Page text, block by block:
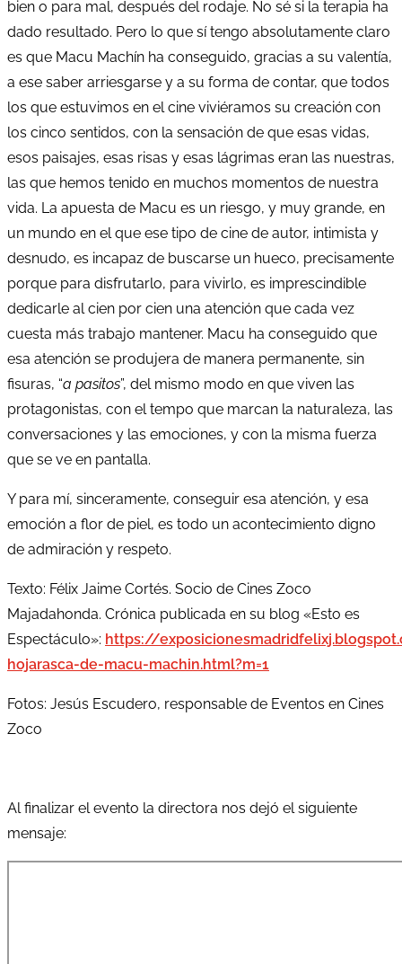
bien o para mal, después del rodaje. No sé si la terapia ha
dado resultado. Pero lo que sí tengo absolutamente claro
es que Macu Machín ha conseguido, gracias a su valentía,
a ese saber arriesgarse y a su forma de contar, que todos
los que estuvimos en el cine viviéramos su creación con
los cinco sentidos, con la sensación de que esas vidas,
esos paisajes, esas risas y esas lágrimas eran las nuestras,
las que hemos tenido en muchos momentos de nuestra
vida. La apuesta de Macu es un riesgo, y muy grande, en
un mundo en el que ese tipo de cine de autor, intimista y
desnudo, es incapaz de buscarse un hueco, precisamente
porque para disfrutarlo, para vivirlo, es imprescindible
dedicarle al cien por cien una atención que cada vez
cuesta más trabajo mantener. Macu ha conseguido que
esa atención se produjera de manera permanente, sin
fisuras, “a pasitos”, del mismo modo en que viven las
protagonistas, con el tempo que marcan la naturaleza, las
conversaciones y las emociones, y con la misma fuerza
que se ve en pantalla.
Y para mí, sinceramente, conseguir esa atención, y esa
emoción a flor de piel, es todo un acontecimiento digno
de admiración y respeto.
Texto: Félix Jaime Cortés. Socio de Cines Zoco
Majadahonda. Crónica publicada en su blog «Esto es
Espectáculo»: https://
hojarasca-de-macu-machin.html?m=1
Fotos: Jesús Escudero, responsable de Eventos en Cines
Zoco
Al finalizar el evento la directora nos dejó el siguiente
mensaje: